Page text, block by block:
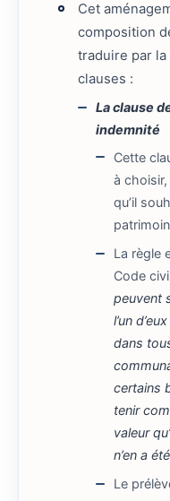
Cet
composition
traduire par
clauses :
La clause
indemnité
Cette
à
qu’il
La règle
Code
peuvent
l’un
dans
certains
tenir
valeur
n’en a
Le